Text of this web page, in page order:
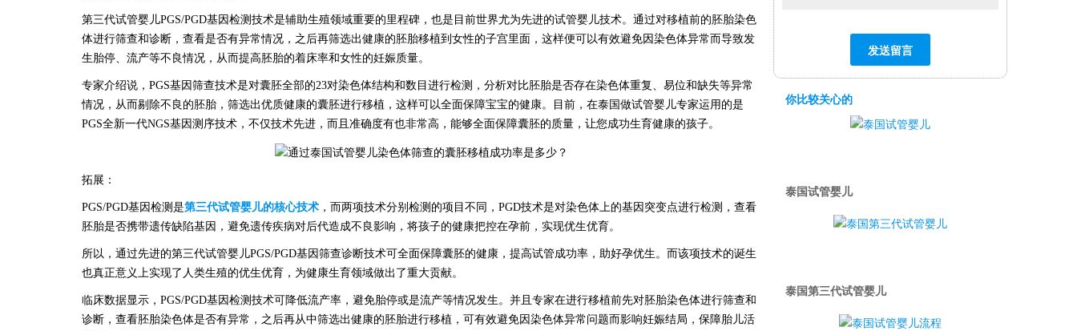
第三代试管婴儿PGS/PGD基因检测技术是辅助生殖领域重要的里程碑，也是目前世界尤为先进的试管婴儿技术。通过对移植前的胚胎染色
体进行筛查和诊断，查看是否有异常情况，之后再筛选出健康的胚胎移植到女性的子宫里面，这样便可以有效避免因染色体异常而导致发
生胎停、流产等不良情况，从而提高胚胎的着床率和女性的妊娠质量。
专家介绍说， PGS基因筛查技术是对囊胚全部的23对染色体结构和数目进行检测，分析对比胚胎是否存在染色体重复、易位和缺失等异常
情况，从而剔除不良的胚胎，筛选出优质健康的囊胚进行移植，这样可以全面保障宝宝的健康。目前，在泰国做试管婴儿专家运用的是
PGS全新一代NGS基因测序技术，不仅技术先进，而且准确度有也非常高，能够全面保障囊胚的质量，让您成功生育健康的孩子。
拓展：
PGS/PGD基因检测是第三代试管婴儿的核心技术 ，而两项技术分别检测的项目不同，PGD技术是对染色体上的基因突变点进行检测，查看
胚胎是否携带遗传缺陷基因，避免遗传疾病对后代造成不良影响，将孩子的健康把控在孕前，实现优生优育。
所以，通过先进的第三代试管婴儿PGS/PGD基因筛查诊断技术可全面保障囊胚的健康，提高试管成功率，助好孕优生。而该项技术的诞生
也真正意义上实现了人类生殖的优生优育，为健康生育领域做出了重大贡献。
临床数据显示， PGS/PGD基因检测技术可降低流产率，避免胎停或是流产等情况发生。并且专家在进行移植前先对胚胎染色体进行筛查和
诊断，查看胚胎染色体是否有异常，之后再从中筛选出健康的胚胎进行移植，可有效避免因染色体异常问题而影响妊娠结局，保障胎儿活
你比较关心的
泰国试管婴儿
泰国第三代试管婴儿